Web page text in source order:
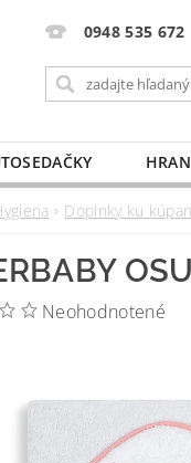
0948 535 672
Doplnky ku
Neohodnotené